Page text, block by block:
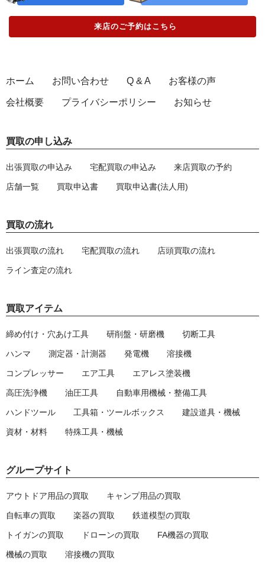
来店のご予約はこちら
ホーム お問い合わせ Q & A お客様の声
会社概要 プライバシーポリシー お知らせ
買取の申し込み
出張買取の申込み 宅配買取の申込み 来店買取の予約
店舗一覧 買取申込書 買取申込書(法人用)
買取の流れ
出張買取の流れ 宅配買取の流れ 店頭買取の流れ
ライン査定の流れ
買取アイテム
締め付け・穴あけ工具 研削盤・研磨機 切断工具
ハンマ 測定器・計測器 発電機 溶接機
コンプレッサー エア工具 エアレス塗装機
高圧洗浄機 油圧工具 自動車用機械・整備工具
ハンドツール 工具箱・ツールボックス 建設道具・機械
資材・材料 特殊工具・機械
グループサイト
アウトドア用品の買取 キャンプ用品の買取
自転車の買取 楽器の買取 鉄道模型の買取
トイガンの買取 ドローンの買取 FA機器の買取
機械の買取 溶接機の買取